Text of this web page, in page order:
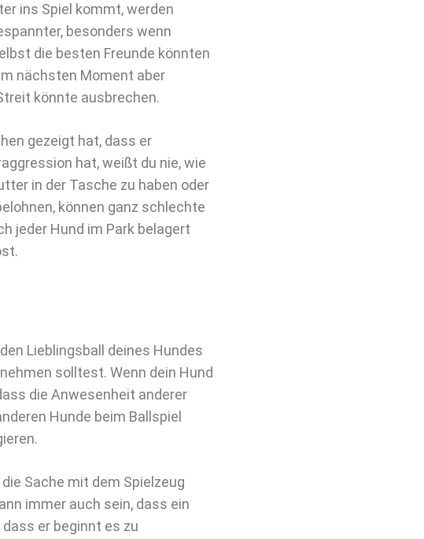
ins Spiel kommt, werden
besonders wenn
die besten Freunde könnten
nächsten Moment aber
könnte ausbrechen.
gezeigt hat, dass er
hat, weißt du nie, wie
in der Tasche zu haben oder
können ganz schlechte
jeder Hund im Park belagert
Lieblingsball deines Hundes
solltest. Wenn dein Hund
die Anwesenheit anderer
Hunde beim Ballspiel
Sache mit dem Spielzeug
immer auch sein, dass ein
er beginnt es zu